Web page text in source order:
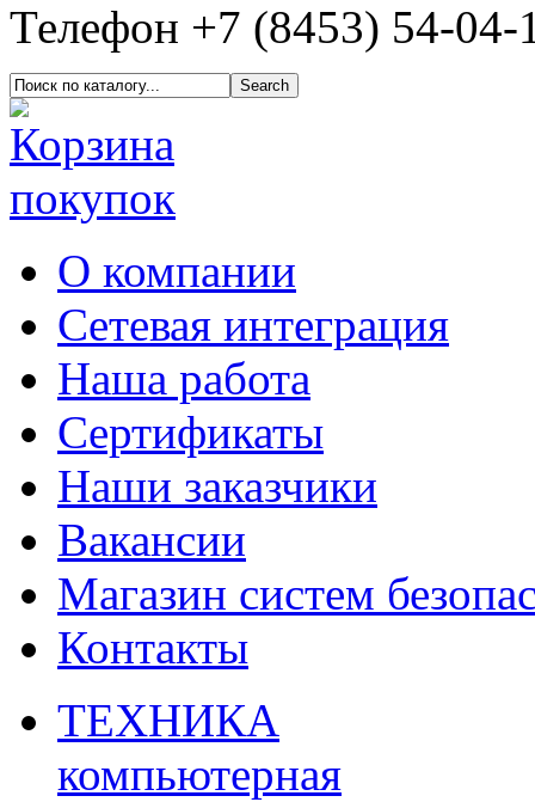
Телефон +7 (8453) 54-04-
О компании
Сетевая интеграция
Наша работа
Сертификаты
Наши заказчики
Вакансии
Магазин систем
Контакты
ТЕХНИКА
компьютерная